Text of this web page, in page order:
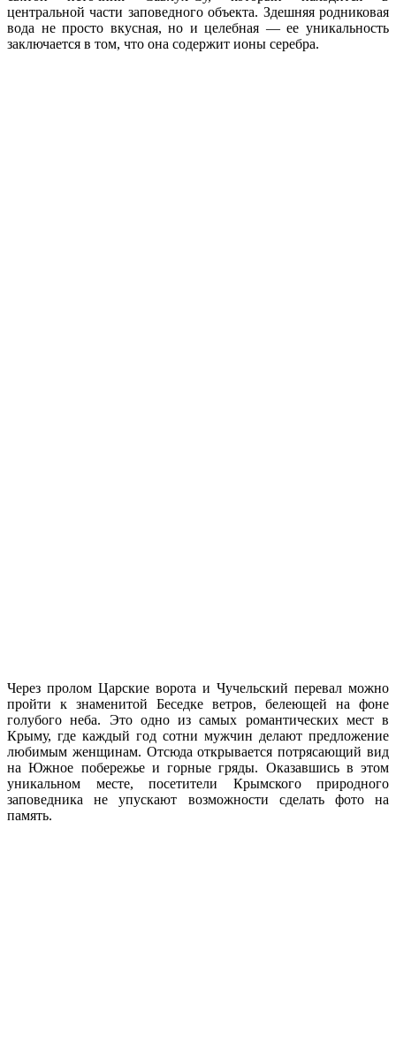
центральной части заповедного объекта. Здешняя родниковая
вода не просто вкусная, но и целебная — ее уникальность
заключается в том, что она содержит ионы серебра.
Через пролом Царские ворота и Чучельский перевал можно
пройти к знаменитой Беседке ветров, белеющей на фоне
голубого неба. Это одно из самых романтических мест в
Крыму, где каждый год сотни мужчин делают предложение
любимым женщинам. Отсюда открывается потрясающий вид
на Южное побережье и горные гряды. Оказавшись в этом
уникальном месте, посетители Крымского природного
заповедника не упускают возможности сделать фото на
память.